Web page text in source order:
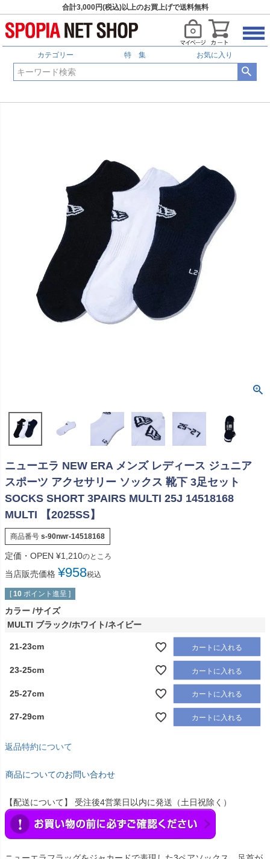
合計3,000円(税込)以上のお買上げで送料無料
カテゴリー 特 集 お気に入り
ニューエラ NEW ERA メンズ レディース ジュニア
スポーツ アクセサリー ソックス 靴下 3足セット
SOCKS SHORT 3PAIRS MULTI 25J 14518168
MULTI 【2025SS】
商品番号 s-90nwr-14518168
定価・OPEN ¥1,210のところ
当店販売価格 ¥958税込
[ 10 ポイント進呈 ]
カラー サイズ
MULTI ブラック/ホワイト/ネイビー
21-23cm カートに入れる
23-25cm カートに入れる
25-27cm カートに入れる
27-29cm カートに入れる
返品特約について
商品についてのお問い合わせ
【配送について】 受注後4営業日以内に発送（土日祝除く）